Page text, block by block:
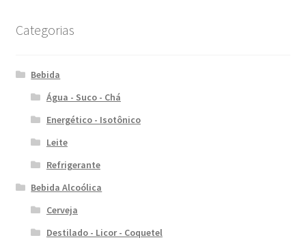
Categorias
Bebida
Água - Suco - Chá
Energético - Isotônico
Leite
Refrigerante
Bebida Alcoólica
Cerveja
Destilado - Licor - Coquetel